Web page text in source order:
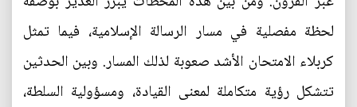
لحظة مفصلية في مسار الرسالة الإسلامية، فيما تمثل
كربلاء الامتحان الأشد صعوبة لذلك المسار. وبين الحدثين
تتشكل رؤية متكاملة لمعنى القيادة، ومسؤولية السلطة،